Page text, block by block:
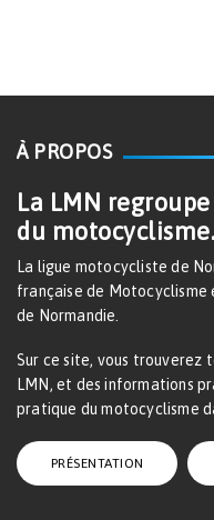
À PROPOS
La LMN
du motocyclisme.
La ligue motocycliste de
française de
de Normandie.
Sur ce site, vous
LMN, et des informations
pratique du motocyclisme
PRÉSENTATION